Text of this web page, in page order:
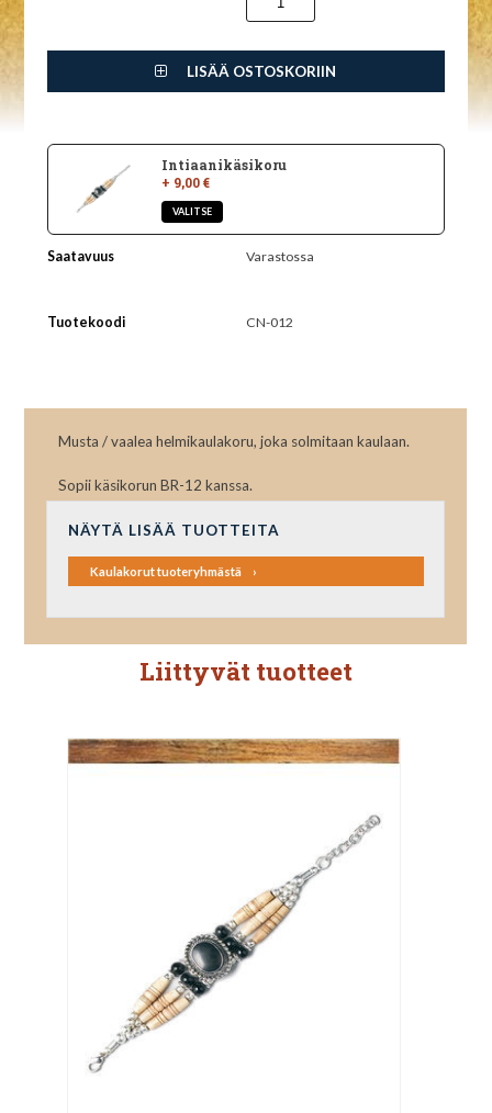
LISÄÄ OSTOSKORIIN
Intiaanikäsikoru
+ 9,00 €
Saatavuus Varastossa
Tuotekoodi CN-012
Musta / vaalea helmikaulakoru, joka solmitaan kaulaan.
Sopii käsikorun BR-12 kanssa.
NÄYTÄ LISÄÄ TUOTTEITA
Kaulakorut tuoteryhmästä
Liittyvät tuotteet